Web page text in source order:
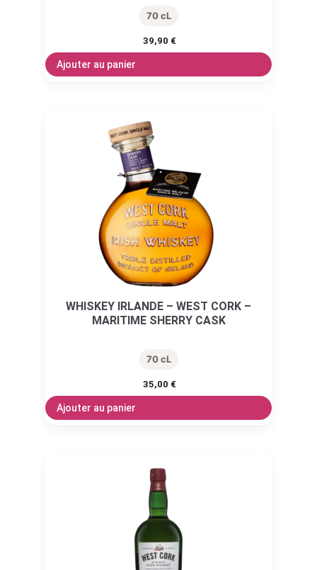
70 cL
39,90 €
Ajouter au panier
WHISKEY IRLANDE – WEST CORK –
MARITIME SHERRY CASK
70 cL
35,00 €
Ajouter au panier